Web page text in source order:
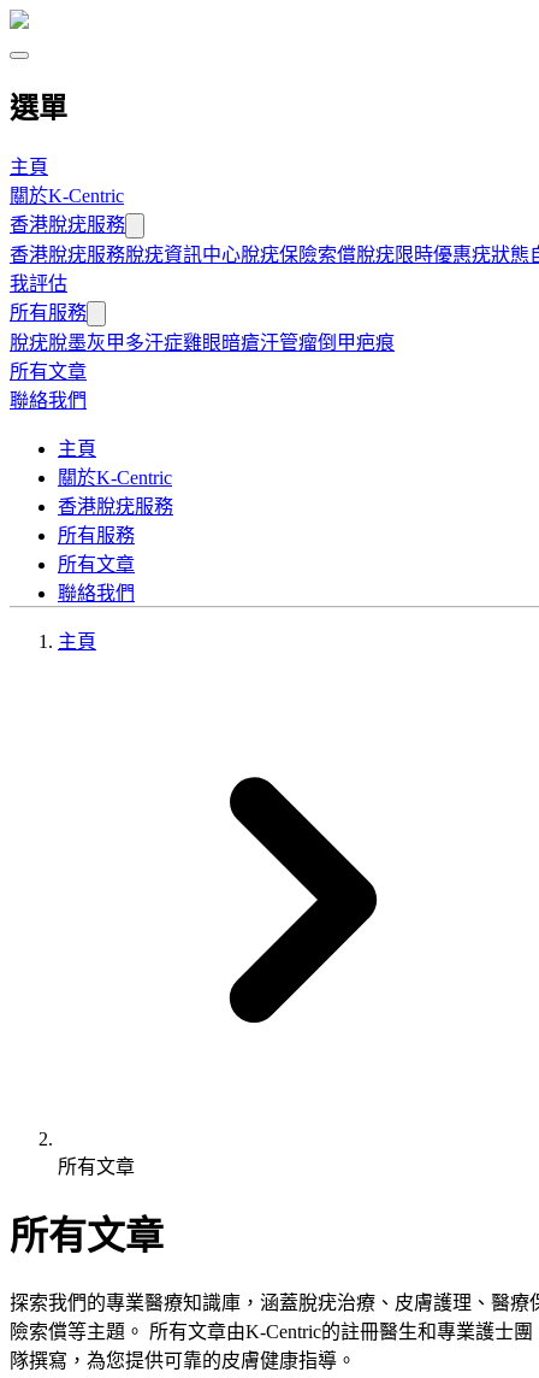
選單
主頁
關於K-Centric
香港脫疣服務
香港脫疣服務脫疣資訊中心脫疣保險索償脫疣限時優惠疣狀態
我評估
所有服務
脫疣脫墨灰甲多汗症雞眼暗瘡汗管瘤倒甲疤痕
所有文章
聯絡我們
主頁
關於K-Centric
香港脫疣服務
所有服務
所有文章
聯絡我們
主頁
所有文章
所有文章
探索我們的專業醫療知識庫，涵蓋脫疣治療、皮膚護理、醫療
險索償等主題。 所有文章由K-Centric的註冊醫生和專業護士團
隊撰寫，為您提供可靠的皮膚健康指導。